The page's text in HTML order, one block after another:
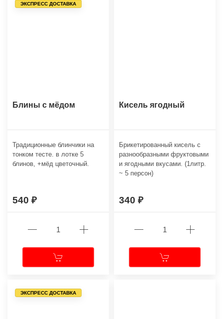
ЭКСПРЕСС ДОСТАВКА
Блины с мёдом
Традиционные блинчики на
тонком тесте. в лотке 5
блинов, +мёд цветочный.
540
Кисель ягодный
Брикетированный кисель с
разнообразными фруктовыми
и ягодными вкусами. (1литр.
~ 5 персон)
340
ЭКСПРЕСС ДОСТАВКА